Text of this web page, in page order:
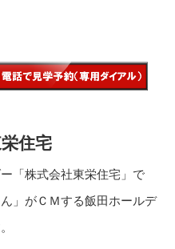
住宅
「株式会社東栄住宅」で
」がＣＭする飯田ホールデ